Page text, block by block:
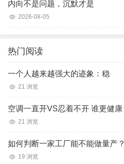
内向不是问题，沉默才是
2026-08-05
热门阅读
一个人越来越强大的迹象：稳
21 浏览
空调一直开VS忍着不开 谁更健康
21 浏览
如何判断一家工厂能不能做量产？
19 浏览